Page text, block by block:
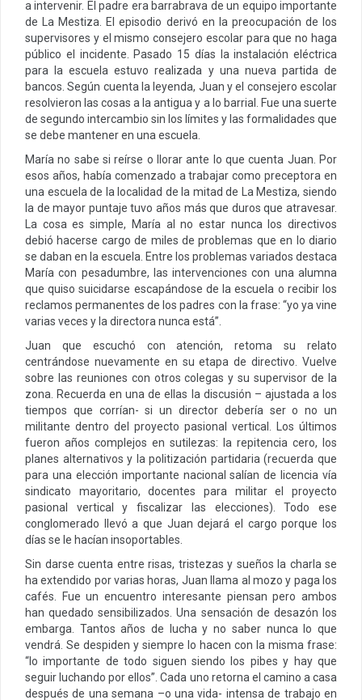
a intervenir. El padre era barrabrava de un equipo importante
de La Mestiza. El episodio derivó en la preocupación de los
supervisores y el mismo consejero escolar para que no haga
público el incidente. Pasado 15 días la instalación eléctrica
para la escuela estuvo realizada y una nueva partida de
bancos. Según cuenta la leyenda, Juan y el consejero escolar
resolvieron las cosas a la antigua y a lo barrial. Fue una suerte
de segundo intercambio sin los límites y las formalidades que
se debe mantener en una escuela.
María no sabe si reírse o llorar ante lo que cuenta Juan. Por
esos años, había comenzado a trabajar como preceptora en
una escuela de la localidad de la mitad de La Mestiza, siendo
la de mayor puntaje tuvo años más que duros que atravesar.
La cosa es simple, María al no estar nunca los directivos
debió hacerse cargo de miles de problemas que en lo diario
se daban en la escuela. Entre los problemas variados destaca
María con pesadumbre, las intervenciones con una alumna
que quiso suicidarse escapándose de la escuela o recibir los
reclamos permanentes de los padres con la frase: “yo ya vine
varias veces y la directora nunca está”.
Juan que escuchó con atención, retoma su relato
centrándose nuevamente en su etapa de directivo. Vuelve
sobre las reuniones con otros colegas y su supervisor de la
zona. Recuerda en una de ellas la discusión – ajustada a los
tiempos que corrían- si un director debería ser o no un
militante dentro del proyecto pasional vertical. Los últimos
fueron años complejos en sutilezas: la repitencia cero, los
planes alternativos y la politización partidaria (recuerda que
para una elección importante nacional salían de licencia vía
sindicato mayoritario, docentes para militar el proyecto
pasional vertical y fiscalizar las elecciones). Todo ese
conglomerado llevó a que Juan dejará el cargo porque los
días se le hacían insoportables.
Sin darse cuenta entre risas, tristezas y sueños la charla se
ha extendido por varias horas, Juan llama al mozo y paga los
cafés. Fue un encuentro interesante piensan pero ambos
han quedado sensibilizados. Una sensación de desazón los
embarga. Tantos años de lucha y no saber nunca lo que
vendrá. Se despiden y siempre lo hacen con la misma frase:
“lo importante de todo siguen siendo los pibes y hay que
seguir luchando por ellos”. Cada uno retorna el camino a casa
después de una semana –o una vida- intensa de trabajo en